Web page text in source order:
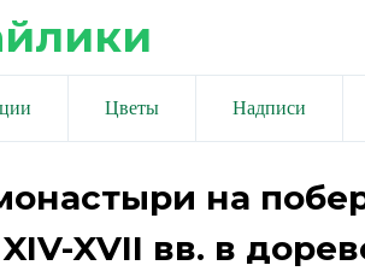
Цветы Надписи
на
XVII вв. в